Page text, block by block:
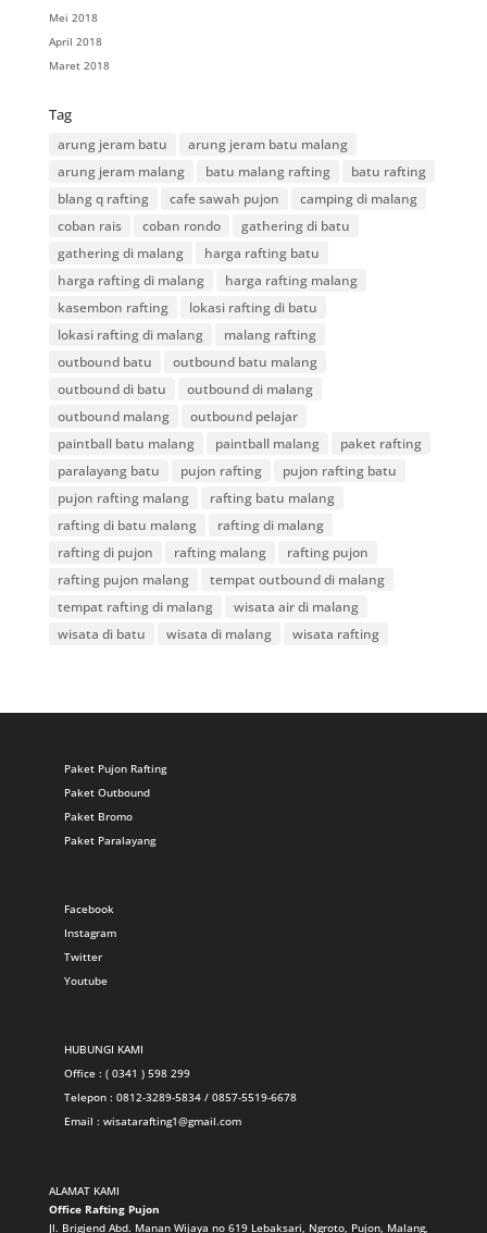
Mei 2018
April 2018
Maret 2018
Tag
arung jeram batu
arung jeram batu malang
arung jeram malang
batu malang rafting
batu rafting
blang q rafting
cafe sawah pujon
camping di malang
coban rais
coban rondo
gathering di batu
gathering di malang
harga rafting batu
harga rafting di malang
harga rafting malang
kasembon rafting
lokasi rafting di batu
lokasi rafting di malang
malang rafting
outbound batu
outbound batu malang
outbound di batu
outbound di malang
outbound malang
outbound pelajar
paintball batu malang
paintball malang
paket rafting
paralayang batu
pujon rafting
pujon rafting batu
pujon rafting malang
rafting batu malang
rafting di batu malang
rafting di malang
rafting di pujon
rafting malang
rafting pujon
rafting pujon malang
tempat outbound di malang
tempat rafting di malang
wisata air di malang
wisata di batu
wisata di malang wisata rafting
Paket Pujon Rafting
Paket Outbound
Paket Bromo
Paket Paralayang
Facebook
Instagram
Twitter
Youtube
HUBUNGI KAMI
Office : ( 0341 ) 598 299
Telepon : 0812-3289-5834 / 0857-5519-6678
Email : wisatarafting1@gmail.com
ALAMAT KAMI
Office Rafting Pujon
Jl. Brigjend Abd. Manan Wijaya no 619 Lebaksari, Ngroto, Pujon, Malang,